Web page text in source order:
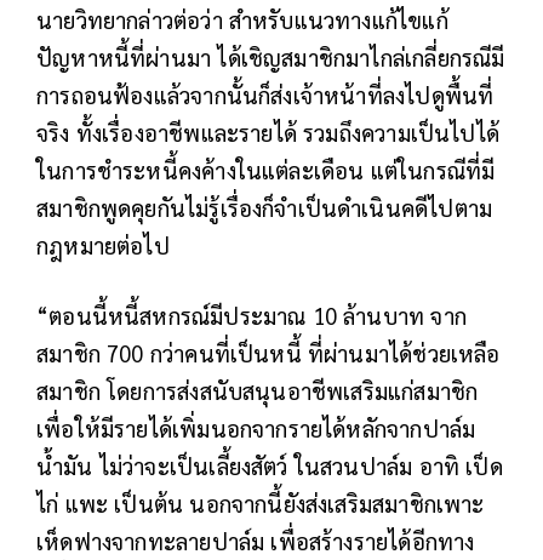
นายวิทยากล่าวต่อว่า สำหรับแนวทางแก้ไขแก้
ปัญหาหนี้ที่ผ่านมา ได้เชิญสมาชิกมาไกล่เกลี่ยกรณีมี
การถอนฟ้องแล้วจากนั้นก็ส่งเจ้าหน้าที่ลงไปดูพื้นที่
จริง ทั้งเรื่องอาชีพและรายได้ รวมถึงความเป็นไปได้
ในการชำระหนี้คงค้างในแต่ละเดือน แต่ในกรณีที่มี
สมาชิกพูดคุยกันไม่รู้เรื่องก็จำเป็นดำเนินคดีไปตาม
กฎหมายต่อไป
“ตอนนี้หนี้สหกรณ์มีประมาณ 10 ล้านบาท จาก
สมาชิก 700 กว่าคนที่เป็นหนี้ ที่ผ่านมาได้ช่วยเหลือ
สมาชิก โดยการส่งสนับสนุนอาชีพเสริมแก่สมาชิก
เพื่อให้มีรายได้เพิ่มนอกจากรายได้หลักจากปาล์ม
น้ำมัน ไม่ว่าจะเป็นเลี้ยงสัตว์ ในสวนปาล์ม อาทิ เป็ด
ไก่ แพะ เป็นต้น นอกจากนี้ยังส่งเสริมสมาชิกเพาะ
เห็ดฟางจากทะลายปาล์ม เพื่อสร้างรายได้อีกทาง